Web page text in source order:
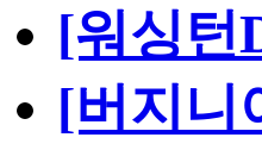
[워싱턴
[버지니